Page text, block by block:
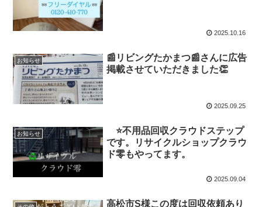
2025.10.16
お知らせ
📰リビングたかまつ📰さんに広告
掲載させていただきました👏
2025.09.25
お知らせ
⭐️不用品回収クラウドステップ
です。リサイクルショップクラウ
ド零もやってます。
2025.09.04
高松市S様この度は回収依頼あり